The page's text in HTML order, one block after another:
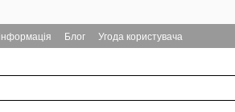
Блог Угода користувача